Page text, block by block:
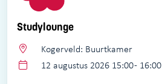
Studylounge
Kogerveld: Buurtkamer
12 augustus 2026 15:00 - 16:00